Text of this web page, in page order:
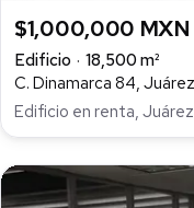
$1,000,000 MXN
Edificio
18,500 m²
Edificio en renta, Juárez